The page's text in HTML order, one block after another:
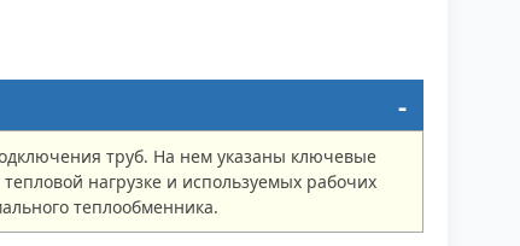
труб. На нем указаны ключевые
нагрузке и используемых рабочих
теплообменника.